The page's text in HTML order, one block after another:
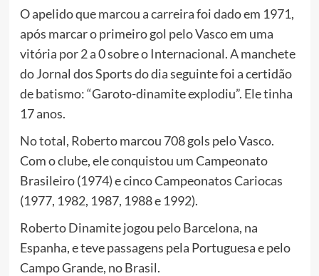
O apelido que marcou a carreira foi dado em 1971,
após marcar o primeiro gol pelo Vasco em uma
vitória por 2 a 0 sobre o Internacional. A manchete
do Jornal dos Sports do dia seguinte foi a certidão
de batismo: “Garoto-dinamite explodiu”. Ele tinha
17 anos.
No total, Roberto marcou 708 gols pelo Vasco.
Com o clube, ele conquistou um Campeonato
Brasileiro (1974) e cinco Campeonatos Cariocas
(1977, 1982, 1987, 1988 e 1992).
Roberto Dinamite jogou pelo Barcelona, na
Espanha, e teve passagens pela Portuguesa e pelo
Campo Grande, no Brasil.